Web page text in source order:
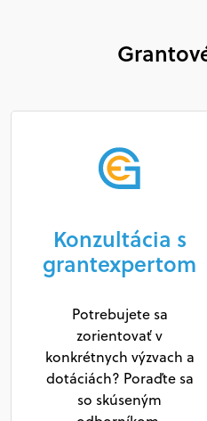
Konzultácia s
grantexpertom
Potrebujete sa
zorientovať v
konkrétnych výzvach a
dotáciách? Poraďte sa
so skúseným